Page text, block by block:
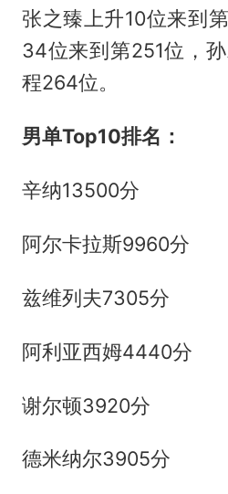
张之臻上升10位来到
34位来到第251位，
程264位。
男单Top10排名：
辛纳13500分
阿尔卡拉斯9960分
兹维列夫7305分
阿利亚西姆4440分
谢尔顿3920分
德米纳尔3905分